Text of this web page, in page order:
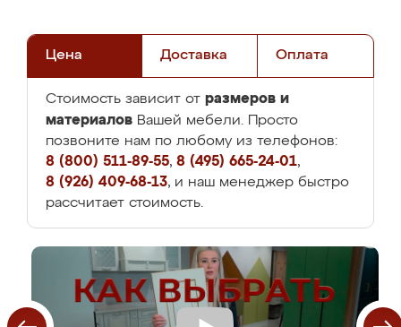
Цена Доставка Оплата
Стоимость зависит от размеров и
материалов Вашей мебели. Просто
позвоните нам по любому из телефонов:
8 (800) 511-89-55, 8 (495) 665-24-01,
8 (926) 409-68-13, и наш менеджер быстро
рассчитает стоимость.